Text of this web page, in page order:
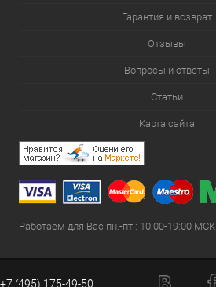
Гарантия и возврат
Отзывы
Вопросы и ответы
Статьи
Карта сайта
Работаем для Вас пн.-пт.: 10:00-19:00 МСК
+7 (495) 175-49-50